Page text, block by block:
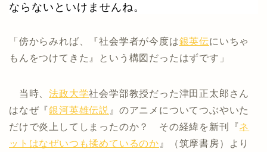
ならないといけませんね。
「傍からみれば、『社会学者が今度は銀英伝にいちゃ
もんをつけてきた』という構図だったはずです」
当時、法政大学社会学部教授だった津田正太郎さん
はなぜ『銀河英雄伝説 』のアニメについてつぶやいた
だけで炎上してしまったのか？ その経緯を新刊『ネ
ットはなぜいつも揉めているのか 』（筑摩書房）より